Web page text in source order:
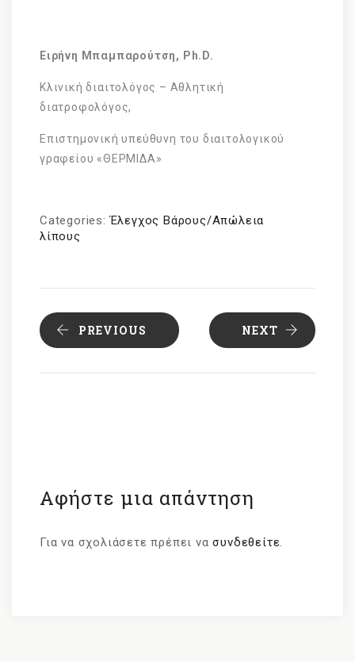
Ειρήνη Μπαμπαρούτση, Ph.D.
Κλινική διαιτολόγος – Αθλητική
διατροφολόγος,
Επιστημονική υπεύθυνη του διαιτολογικού
γραφείου «ΘΕΡΜΙΔΑ»
Categories:Έλεγχος Βάρους/Απώλεια
λίπους
PREVIOUS NEXT
Αφήστε μια απάντηση
Για να σχολιάσετε πρέπει νασυνδεθείτε.